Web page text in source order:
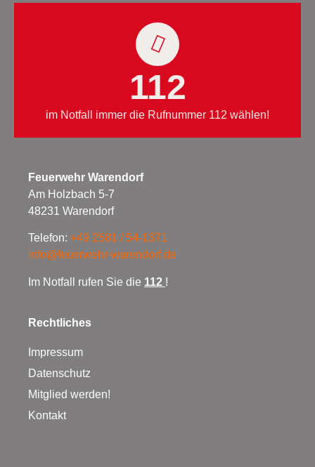
112
im Notfall immer die Rufnummer 112 wählen!
Feuerwehr Warendorf
Am Holzbach 5-7
48231 Warendorf
Telefon: +49 2581 / 54-1371
info@feuerwehr-warendorf.de
Im Notfall rufen Sie die 112 !
Rechtliches
Impressum
Datenschutz
Mitglied werden!
Kontakt